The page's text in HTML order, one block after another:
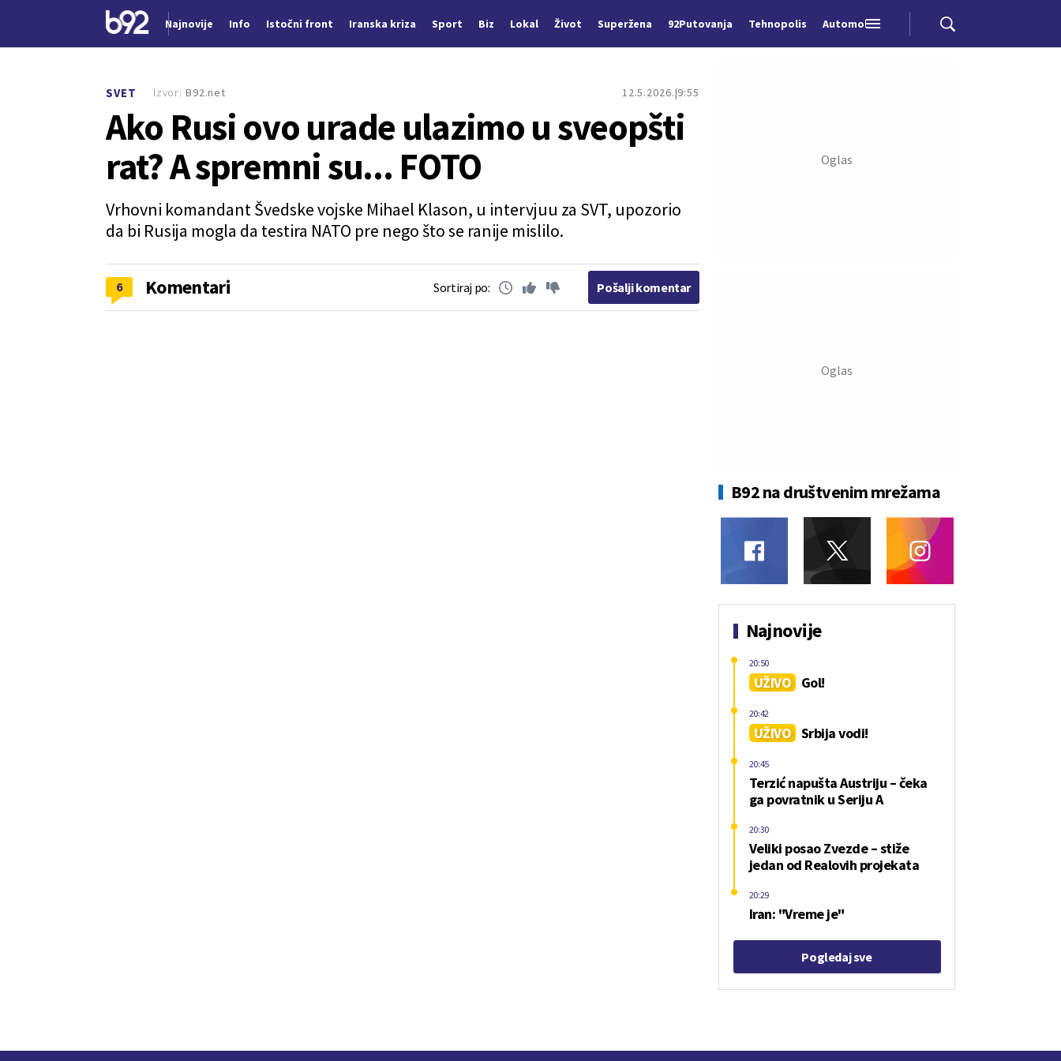
Najnovije Info Istočni front Iranska kriza Sport Biz Lokal Život Superžena 92Putovanja Tehnopolis Automobili
SVET 12.5.2026. 9:55
Ako Rusi ovo urade ulazimo u sveopšti
rat? A spremni su... FOTO
Vrhovni komandant Švedske vojske Mihael Klason, u intervjuu za SVT, upozorio
da bi Rusija mogla da testira NATO pre nego što se ranije mislilo.
Izvor: B92.net
6 Komentari Sortiraj po: Pošalji komentar
B92 na društvenim mrežama
Najnovije
UŽIVO Gol!
20:50
UŽIVO Srbija vodi!
20:42
Terzić napušta Austriju – čeka
ga povratnik u Seriju A
20:45
Veliki posao Zvezde – stiže
jedan od Realovih projekata
20:30
Iran: "Vreme je"
20:29
Pogledaj sve